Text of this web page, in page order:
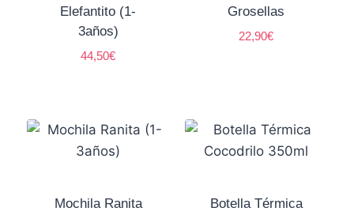
Elefantito (1-
3años)
44,50€
Grosellas
22,90€
Mochila Ranita
Botella Térmica